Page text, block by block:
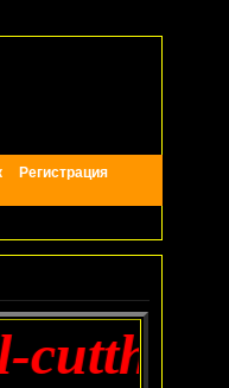
Регистрация